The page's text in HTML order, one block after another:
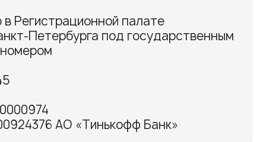
Регистрационной палате
Петербурга под государственным
АО «Тинькофф Банк»